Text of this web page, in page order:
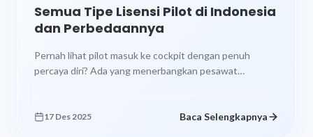
Semua Tipe Lisensi Pilot di Indonesia
dan Perbedaannya
Pernah lihat pilot masuk ke cockpit dengan penuh
percaya diri? Ada yang menerbangkan pesawat
17 Des 2025 Baca Selengkapnya